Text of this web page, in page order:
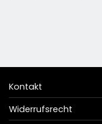
Kontakt
Widerrufsrecht